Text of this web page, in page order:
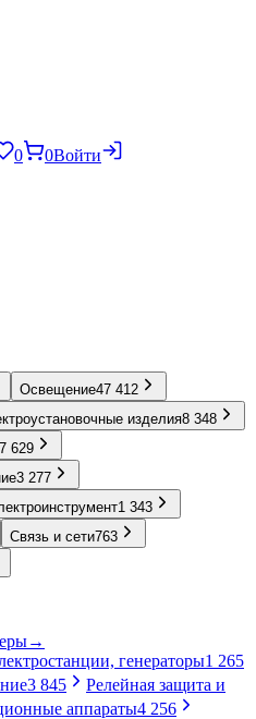
0 0Войти
Освещение47 412
изделия8 348
7 629
3 277
1 343
Связь и сети763
→
генераторы1 265
3 845
Релейная защита и
аппараты4 256